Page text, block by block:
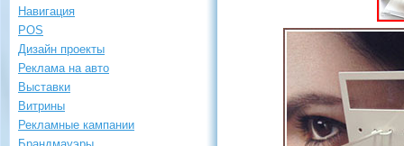
Навигация
POS
Дизайн проекты
Реклама на авто
Выставки
Витрины
Рекламные кампании